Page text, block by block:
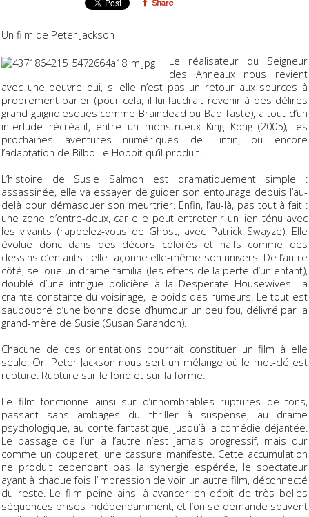
Share
Un film de Peter Jackson
Le réalisateur du Seigneur
des Anneauxnous revient
avec une oeuvre qui, si elle n’est pas un retour aux sources à
proprement parler (pour cela, il lui faudrait revenir à des délires
grand guignolesques comme Braindead ou Bad Taste), a tout d’un
interlude récréatif, entre un monstrueux King Kong(2005), les
prochaines aventures numériques deTintin, ou encore
l’adaptation de Bilbo Le Hobbit qu’il produit.
L’histoire de Susie Salmon est dramatiquement simple :
assassinée, elle va essayer de guider son entourage depuis l’au-
delà pour démasquer son meurtrier. Enfin, l’au-là, pas tout à fait :
une zone d’entre-deux, car elle peut entretenir un lien ténu avec
les vivants (rappelez-vous de Ghost, avec Patrick Swayze). Elle
évolue donc dans des décors colorés et naïfs comme des
dessins d’enfants : elle façonne elle-même son univers. De l’autre
côté, se joue un drame familial (les effets de la perte d’un enfant),
doublé d’une intrigue policière à la Desperate Housewives -la
crainte constante du voisinage, le poids des rumeurs. Le tout est
saupoudré d’une bonne dose d’humour un peu fou, délivré par la
grand-mère de Susie (Susan Sarandon).
Chacune de ces orientations pourrait constituer un film à elle
seule. Or, Peter Jackson nous sert un mélange où le mot-clé est
rupture. Rupture sur le fond et sur la forme.
Le film fonctionne ainsi sur d’innombrables ruptures de tons,
passant sans ambages du thriller à suspense, au drame
psychologique, au conte fantastique, jusqu’à la comédie déjantée.
Le passage de l’un à l’autre n’est jamais progressif, mais dur
comme un couperet, une cassure manifeste. Cette accumulation
ne produit cependant pas la synergie espérée, le spectateur
ayant à chaque fois l’impression de voir un autre film, déconnecté
du reste. Le film peine ainsi à avancer en dépit de très belles
séquences prises indépendamment, et l’on se demande souvent